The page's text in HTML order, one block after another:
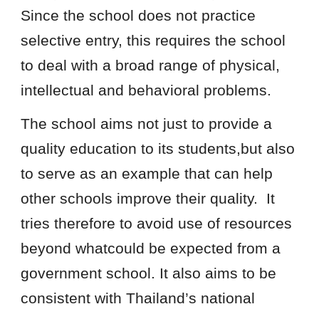
Since the school does not practice
selective entry, this requires the school
to deal with a broad range of physical,
intellectual and behavioral problems.
The school aims not just to provide a
quality education to its students,but also
to serve as an example that can help
other schools improve their quality. It
tries therefore to avoid use of resources
beyond whatcould be expected from a
government school. It also aims to be
consistent with Thailand’s national